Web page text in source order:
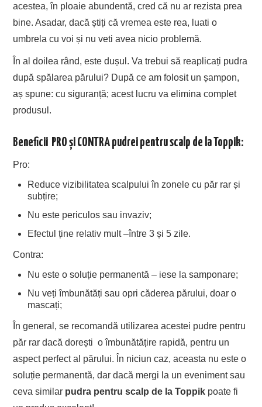
acestea, în ploaie abundentă, cred că nu ar rezista prea
bine. Asadar, dacă știți că vremea este rea, luati o
umbrela cu voi și nu veti avea nicio problemă.
În al doilea rând, este dușul. Va trebui să reaplicați pudra
după spălarea părului? După ce am folosit un șampon,
aș spune: cu siguranță; acest lucru va elimina complet
produsul.
Beneficii PRO și CONTRA pudrei pentru scalp de la Toppik:
Pro:
Reduce vizibilitatea scalpului în zonele cu păr rar și
subțire;
Nu este periculos sau invaziv;
Efectul ține relativ mult –între 3 și 5 zile.
Contra:
Nu este o soluție permanentă – iese la samponare;
Nu veți îmbunătăți sau opri căderea părului, doar o
mascați;
În general, se recomandă utilizarea acestei pudre pentru
păr rar dacă dorești o îmbunătățire rapidă, pentru un
aspect perfect al părului. În niciun caz, aceasta nu este o
soluție permanentă, dar dacă mergi la un eveniment sau
ceva similar pudra pentru scalp de la Toppik poate fi